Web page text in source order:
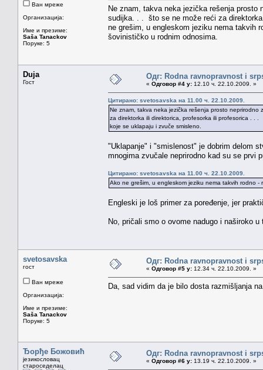
Ван мреже
Организација:
Име и презиме:
Saša Tanackov
Поруке: 5
Ne znam, takva neka jezička rešenja
sudijka. . . što se ne može reći za
ne grešim, u engleskom jeziku nema takvih
šovinističko u rodnim odnosima.
Duja
Гост
Одг: Rodna ravnopravnost i
« Одговор #4 у: 12.10 ч. 22.10.2009. »
Цитирано: svetosavska на 11.00 ч. 22.10.2009.
Ne znam, takva neka jezička rešenja prosto
za direktorka ili direktorica, profesorka ili profesorica . . .
koje se uklapaju i zvuče smisleno.
"Uklapanje" i "smislenost" je dobrim delom
mnogima zvučale neprirodno kad su se prvi
Цитирано: svetosavska на 11.00 ч. 22.10.2009.
Ako ne grešim, u engleskom jeziku nema takvih rodno
Engleski je loš primer za poređenje, jer
No, pričali smo o ovome nadugo i naširoko u
svetosavska
гост
Ван мреже
Организација:
Име и презиме:
Saša Tanackov
Поруке: 5
Одг: Rodna ravnopravnost i
« Одговор #5 у: 12.34 ч. 22.10.2009. »
Da, sad vidim da je bilo dosta razmišljanja
Ђорђе Божовић
језикословац
староседелац
Одг: Rodna ravnopravnost i
« Одговор #6 у: 13.19 ч. 22.10.2009. »